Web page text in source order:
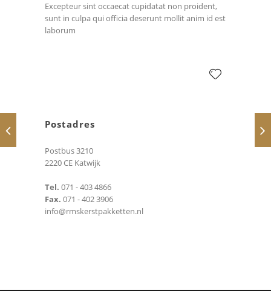
Excepteur sint occaecat cupidatat non proident,
sunt in culpa qui officia deserunt mollit anim id est
laborum
Postadres
Postbus 3210
2220 CE Katwijk
Tel. 071 - 403 4866
Fax. 071 - 402 3906
info@rmskerstpakketten.nl